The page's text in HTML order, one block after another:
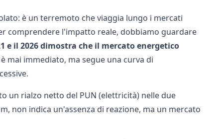
è un terremoto che viaggia lungo i mercati
comprendere l'impatto reale, dobbiamo guardare
e il 2026 dimostra che il mercato energetico
mai immediato, ma segue una curva di
un rialzo netto del PUN (elettricità) nelle due
non indica un'assenza di reazione, ma un mercato